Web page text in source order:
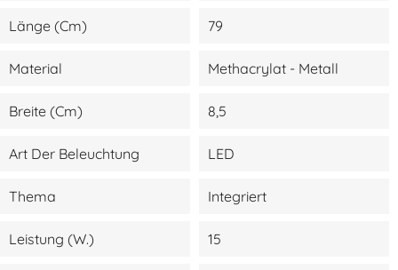
Länge (cm) 79
Material Methacrylat - Metall
Breite (cm) 8,5
Art Der Beleuchtung LED
Thema Integriert
Leistung (W.) 15